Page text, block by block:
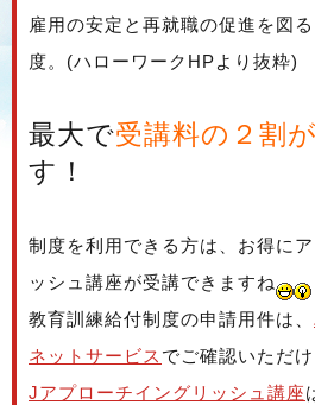
雇用の安定と再就職の促進を図
度。(ハローワークHPより抜粋)
最大で受講料の２割
す！
制度を利用できる方は、お得に
ッシュ講座が受講できますね
教育訓練給付制度の申請用件は、
ネットサービス でご確認いただけ
Jアプローチイングリッシュ講座